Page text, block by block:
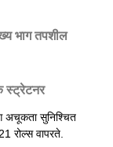
भाग तपशील
स्ट्रेटनर
अचूकता सुनिश्चित
रोल्स वापरते.